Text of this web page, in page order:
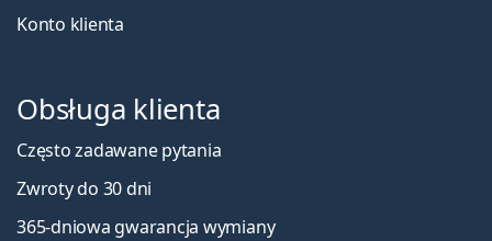
Konto klienta
Obsługa klienta
Często zadawane pytania
Zwroty do 30 dni
365-dniowa gwarancja wymiany